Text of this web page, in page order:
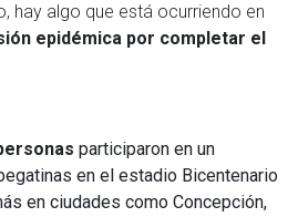
hay algo que está ocurriendo en
epidémica por completar el
participaron en un
en el estadio Bicentenario
en ciudades como Concepción,